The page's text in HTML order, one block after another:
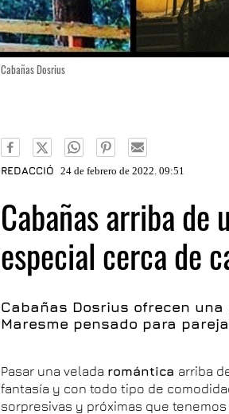
Cabañas Dosrius
REDACCIÓ 24 de febrero de 2022. 09:51
Cabañas arriba de
especial cerca de
Cabañas Dosrius ofrecen
Maresme pensado para
Pasar una velada romántica arriba
fantasía y con todo tipo de
sorpresivas y próximas que